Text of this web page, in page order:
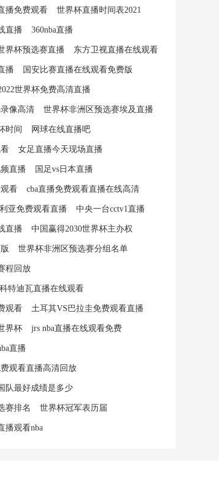
播免费观看 世界杯直播时间表2021
直播 360nba直播
界杯预选赛直播 东方卫视直播在线观看
播 国安比赛直播在线观看免费版
世界杯免费高清直播
像高清 世界杯非洲区预选赛埃及直播
时间 网球在线直播吧
女足直播今天现场直播
直播 国足vs日本直播
看 cba直播免费观看直播在线高清
亚免费观看直播 中央一台cctv1直播
直播 中国赢得2030世界杯主办权
世界杯非洲区预选赛分组名单
程回放
特迪瓦直播在线观看
观看 土耳其VS巴拉圭免费观看直播
界杯 jrs nba直播在线观看免费
直播
观看直播高清回放
队最好成绩是多少
赛排名 世界杯冠军表历届
播观看nba